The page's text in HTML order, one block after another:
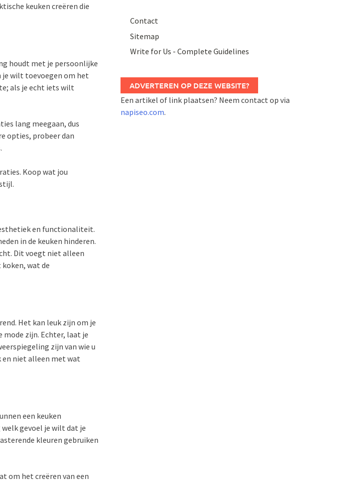
keuken creëren die
houdt met je persoonlijke
je wilt toevoegen om het
als je echt iets wilt
lang meegaan, dus
opties, probeer dan
Koop wat jou
en functionaliteit.
in de keuken hinderen.
Dit voegt niet alleen
wat de
Het kan leuk zijn om je
mode zijn. Echter, laat je
zijn van wie u
en niet alleen met wat
een keuken
gevoel je wilt dat je
kleuren gebruiken
om het creëren van een
Contact
Sitemap
Write for Us - Complete Guidelines
ADVERTEREN OP DEZE WEBSITE?
Een artikel of link plaatsen? Neem contact op via
napiseo.com.